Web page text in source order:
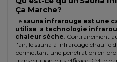
Ça Marche?
Le sauna infrarouge est une
utilise la technologie
chaleur sèche . Contrairement
l'air, le sauna à infrarouge chauffe
permettant une pénétration en
transpiration plus efficace. Cette